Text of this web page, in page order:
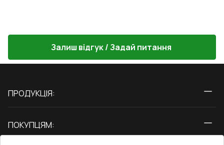
Залиш відгук / Задай питання
ПРОДУКЦІЯ:
Двері
ПОКУПЦЯМ: